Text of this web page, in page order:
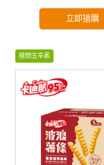
立即搶購
植物五辛素